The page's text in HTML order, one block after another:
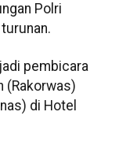
Polri
pembicara
(Rakorwas)
di Hotel